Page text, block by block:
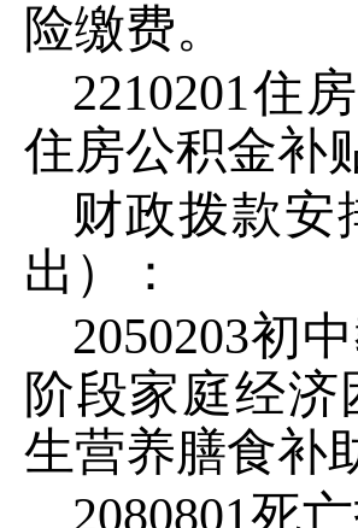
险缴费。
2210201住
住房公积金补
财政拨款安
出）：
2050203初
阶段家庭经
生营养膳食补
2080801死